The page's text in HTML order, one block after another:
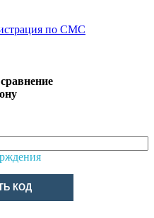
по СМС
КОД